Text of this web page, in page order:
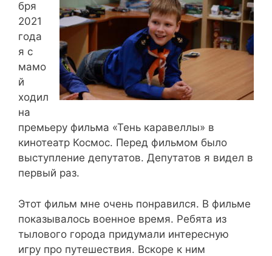
бря
2021
года
я с
мамо
й
ходил
на
премьеру фильма «Тень каравеллы» в
кинотеатр Космос. Перед фильмом было
выступление депутатов. Депутатов я видел в
первый раз.
Этот фильм мне очень понравился. В фильме
показывалось военное время. Ребята из
тылового города придумали интересную
игру про путешествия. Вскоре к ним